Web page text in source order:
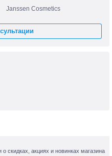
Janssen Cosmetics
скидках, акциях и новинках магазина